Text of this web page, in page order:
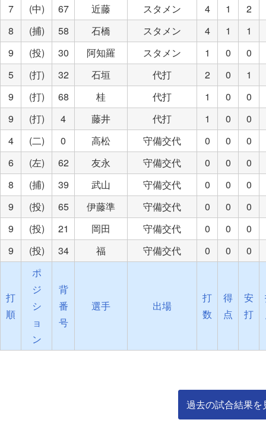
7
(中) 67 近藤 スタメン 4 1
2
8
(捕) 58 石橋 スタメン 4 1
1
9
(投) 30 阿知羅 スタメン 1 0
0
5
(打) 32 石垣 代打 2 0
1
9
(打) 68 桂 代打 1 0
0
9
(打) 4 藤井 代打 1 0
0
4
(二) 0 高松 守備交代 0 0
0
6
(左) 62 友永 守備交代 0 0
0
8
(捕) 39 武山 守備交代 0 0
0
9
(投) 65 伊藤準 守備交代 0 0
0
9
(投) 21 岡田 守備交代 0 0
0
9
(投) 34 福 守備交代 0 0 0
打
順
ポ
ジ
シ
ョ
ン
背
番
号
選手 出場
打
数
得
点
安
打
過去の試合結果